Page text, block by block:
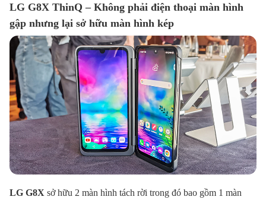
LG G8X ThinQ – Không phải điện thoại màn hình
gập nhưng lại sở hữu màn hình kép
LG G8X sở hữu 2 màn hình tách rời trong đó bao gồm 1 màn